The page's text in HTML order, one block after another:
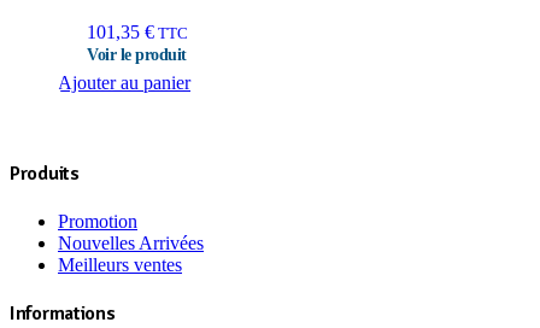
101,35 € TTC
Ajouter au panier
Produits
Promotion
Nouvelles Arrivées
Meilleurs ventes
Informations